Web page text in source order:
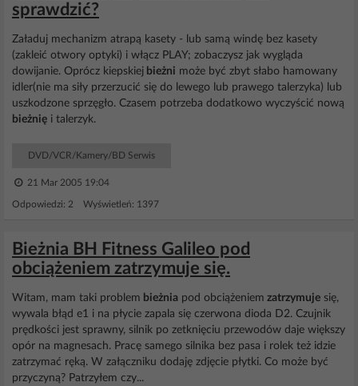
sprawdzić?
Załaduj mechanizm atrapą kasety - lub samą windę bez kasety
(zakleić otwory optyki) i włącz PLAY; zobaczysz jak wygląda
dowijanie. Oprócz kiepskiej bieżni może być zbyt słabo hamowany
idler(nie ma siły przerzucić się do lewego lub prawego talerzyka) lub
uszkodzone sprzęgło. Czasem potrzeba dodatkowo wyczyścić nową
bieżnię i talerzyk.
DVD/VCR/Kamery/BD Serwis
21 Mar 2005 19:04
Odpowiedzi: 2 Wyświetleń: 1397
Bieżnia BH Fitness Galileo pod
obciążeniem zatrzymuje się.
Witam, mam taki problem bieżnia pod obciążeniem zatrzymuje się,
wywala błąd e1 i na płycie zapala się czerwona dioda D2. Czujnik
prędkości jest sprawny, silnik po zetknięciu przewodów daje większy
opór na magnesach. Pracę samego silnika bez pasa i rolek też idzie
zatrzymać ręką. W załączniku dodaję zdjęcie płytki. Co może być
przyczyną? Patrzyłem czy...